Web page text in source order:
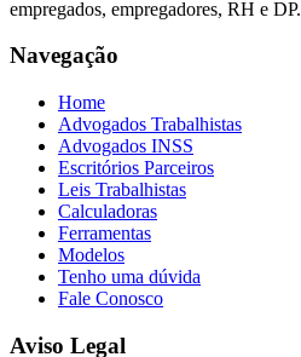
empregados, empregadores, RH e DP.
Navegação
Home
Advogados Trabalhistas
Advogados INSS
Escritórios Parceiros
Leis Trabalhistas
Calculadoras
Ferramentas
Modelos
Tenho uma dúvida
Fale Conosco
Aviso Legal